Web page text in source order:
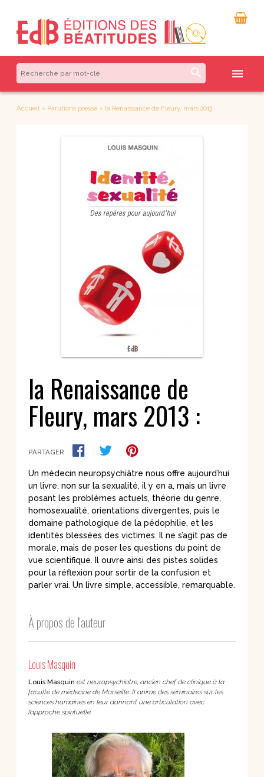
search menu
Accueil » Parutions presse » la Renaissance de Fleury, mars 2013 :
la Renaissance de
Fleury, mars 2013 :
PARTAGER
Un médecin neuropsychiâtre nous offre aujourd’hui
un livre, non sur la sexualité, il y en a, mais un livre
posant les problèmes actuels, théorie du genre,
homosexualité, orientations divergentes, puis le
domaine pathologique de la pédophilie, et les
identités blessées des victimes. Il ne s’agit pas de
morale, mais de poser les questions du point de
vue scientifique. Il ouvre ainsi des pistes solides
pour la réflexion pour sortir de la confusion et
parler vrai. Un livre simple, accessible, remarquable.
À propos de l'auteur
Louis Masquin
Louis Masquin est neuropsychiatre, ancien chef de clinique à la
faculté de médecine de Marseille. Il anime des séminaires sur les
sciences humaines en leur donnant une articulation avec
l’approche spirituelle.